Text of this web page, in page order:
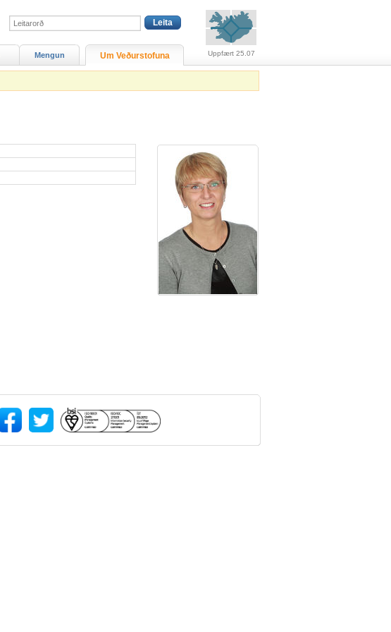
Mengun Um Veðurstofuna Uppfært 25.07